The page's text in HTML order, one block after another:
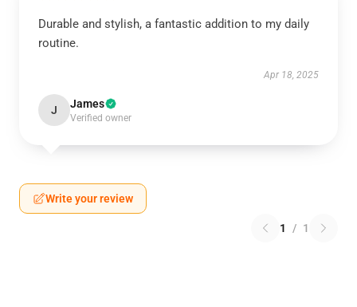
Durable and stylish, a fantastic addition to my daily
routine.
Apr 18, 2025
J James
Verified owner
Write your review
1 / 1